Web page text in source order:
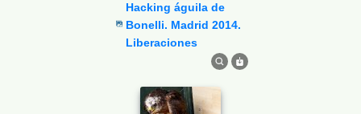
Hacking águila de
Bonelli. Madrid 2014.
Liberaciones